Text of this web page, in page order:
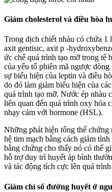
Giảm cholesterol và điều hòa
Trong dịch chiết nhàu có chứa
axit gentisic, axit p -
ức chế quá trình tạo mỡ trong tế
của yếu tố phiên mã ngược
sự biểu hiện của leptin và điều
do đó làm giảm biểu hiện của
quá trình tạo mỡ. Nước ép nhàu
liên quan đến quá trình oxy hóa
nhạy cảm với hormone (HSL).
Những phát hiện tổng thể
hệ tim mạch bằng cách giảm
bằng chứng cho thấy nó có thể
hỗ trợ duy trì huyết áp bình
và tác động tích cực lên quá
Giảm chỉ số đường huyết ở